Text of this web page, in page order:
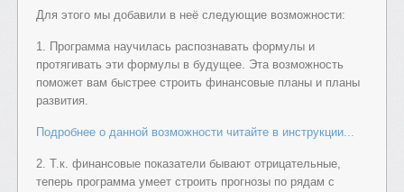
Для этого мы добавили в неё следующие возможности:
1. Программа научилась распознавать формулы и
протягивать эти формулы в будущее. Эта возможность
поможет вам быстрее строить финансовые планы и планы
развития.
Подробнее о данной возможности читайте в инструкции...
2. Т.к. финансовые показатели бывают отрицательные,
теперь программа умеет строить прогнозы по рядам с